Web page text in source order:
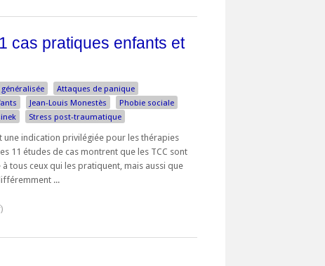
cas pratiques enfants et
Attaques de panique
Jean-Louis Monestès
Phobie sociale
Stress post-traumatique
une indication privilégiée pour les thérapies
11 études de cas montrent que les TCC sont
tous ceux qui les pratiquent, mais aussi que
...